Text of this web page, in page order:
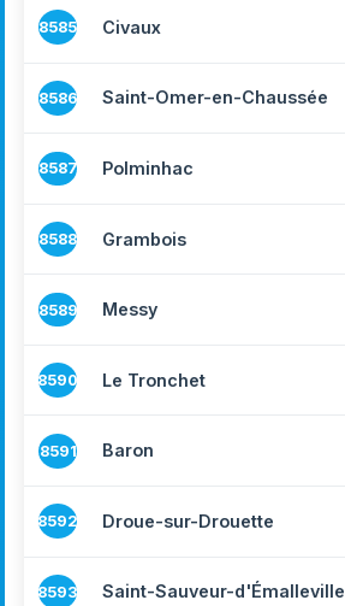
8585 Civaux
8586 Saint-Omer-en-Chaussée
8587 Polminhac
8588 Grambois
8589 Messy
8590 Le Tronchet
8591 Baron
8592 Droue-sur-Drouette
8593 Saint-Sauveur-d'Émalleville